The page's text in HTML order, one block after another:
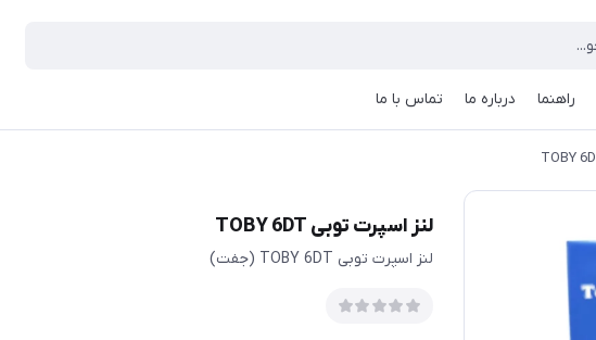
راهنما درباره ما تماس با ما
لنز اسپرت توبی TOBY 6DT
لنز اسپرت توبی TOBY 6DT (جفت)